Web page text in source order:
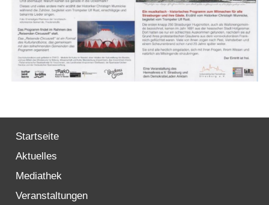
Startseite
Aktuelles
Mediathek
Veranstaltungen